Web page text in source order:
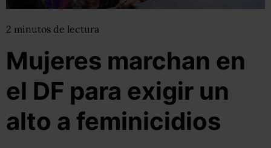
2 minutos de lectura
Mujeres marchan en
el DF para exigir un
alto a feminicidios